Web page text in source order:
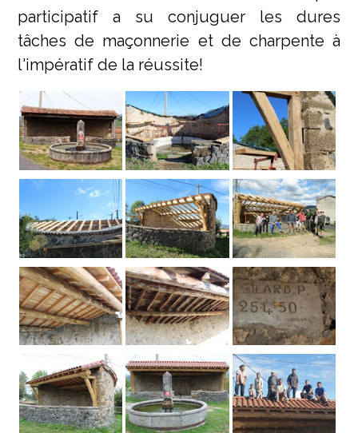
participatif a su conjuguer les dures
tâches de maçonnerie et de charpente à
l'impératif de la réussite!